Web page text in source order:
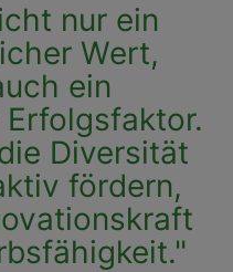
nur ein
Wert,
ein
Diversität
fördern,